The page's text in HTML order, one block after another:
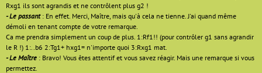
Rxg1 ils sont agrandis et ne contrôlent plus g2 !
- Le passant : En effet. Merci, Maître, mais qu'à cela ne tienne. J'ai quand même
démoli en tenant compte de votre remarque.
Ca me prendra simplement un coup de plus. 1:Rf1!! (pour contrôler g1 sans agrandir
le R !) 1:..b6 2:Tg1+ hxg1= n'importe quoi 3:Rxg1 mat.
- Le Maître : Bravo! Vous êtes attentif et vous savez réagir. Mais une remarque si vous
permettez.